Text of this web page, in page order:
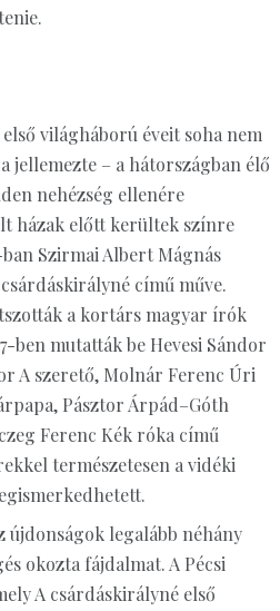
világháború éveit soha nem
– a hátországban élő
nehézség ellenére
házak előtt kerültek színre
Szirmai Albert Mágnás
című műve.
a kortárs magyar írók
ben mutatták be Hevesi Sándor
A szerető, Molnár Ferenc Úri
Pásztor Árpád–Góth
Ferenc Kék róka című
természetesen a vidéki
újdonságok legalább néhány
okozta fájdalmat. A Pécsi
A csárdáskirályné első